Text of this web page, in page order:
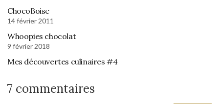
ChocoBoise
14 février 2011
Whoopies chocolat
9 février 2018
Mes découvertes culinaires #4
7 commentaires